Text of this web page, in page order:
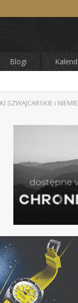
Blogi
SZWAJCARSKIE i